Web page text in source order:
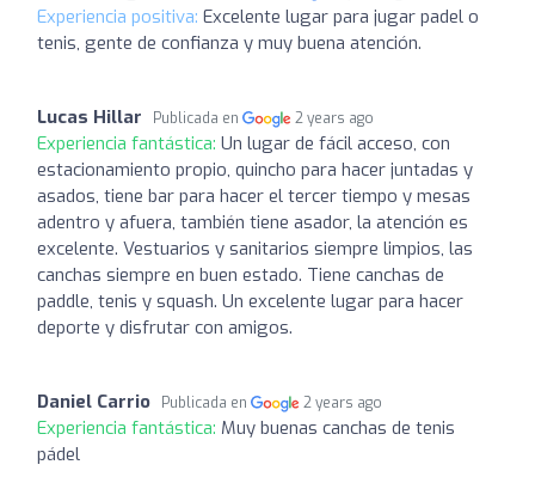
Experiencia positiva: Excelente lugar para jugar padel o
tenis, gente de confianza y muy buena atención.
Lucas Hillar Publicada en 2 years ago
Experiencia fantástica: Un lugar de fácil acceso, con
estacionamiento propio, quincho para hacer juntadas y
asados, tiene bar para hacer el tercer tiempo y mesas
adentro y afuera, también tiene asador, la atención es
excelente. Vestuarios y sanitarios siempre limpios, las
canchas siempre en buen estado. Tiene canchas de
paddle, tenis y squash. Un excelente lugar para hacer
deporte y disfrutar con amigos.
Daniel Carrio Publicada en 2 years ago
Experiencia fantástica: Muy buenas canchas de tenis
pádel